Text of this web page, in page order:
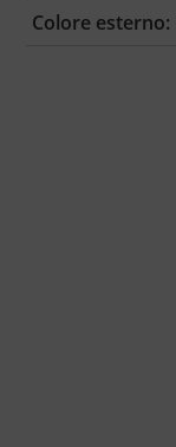
Colore esterno: